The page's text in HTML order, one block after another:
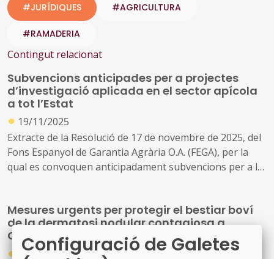
#JURÍDIQUES #AGRICULTURA
#RAMADERIA
Contingut relacionat
Subvencions anticipades per a projectes
d’investigació aplicada en el sector apícola
a tot l’Estat
● 19/11/2025
Extracte de la Resolució de 17 de novembre de 2025, del
Fons Espanyol de Garantia Agrària O.A. (FEGA), per la
qual es convoquen anticipadament subvencions per a la
Sectorial Apícola, en el marc del pla estratègic de la
Política Agrícola Comuna.
Mesures urgents per protegir el bestiar boví
de la dermatosi nodular contagiosa a
Catalunya
● 17/10/2025
Configuració de Galetes